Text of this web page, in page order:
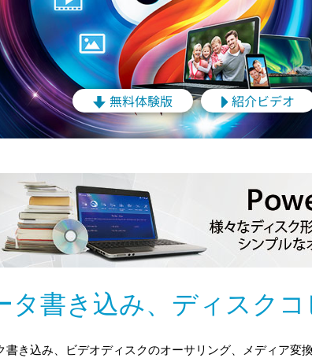
無料体験版 紹介ビデオ
タ書き込み、ディスク
き込み、ビデオディスクのオーサリング、メディア